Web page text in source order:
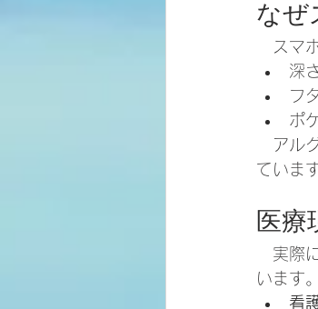
なぜ
スマホ
深
フ
ポ
アルグ
ています
医療
実際
います。
看